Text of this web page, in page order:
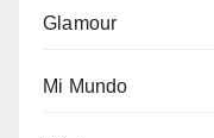
Glamour
Mi Mundo